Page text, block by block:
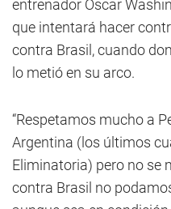
entrenador Oscar
que intentará hacer
contra Brasil, cuando
lo metió en su arco.
“Respetamos mucho a
Argentina (los últimos
Eliminatoria) pero no se
contra Brasil no